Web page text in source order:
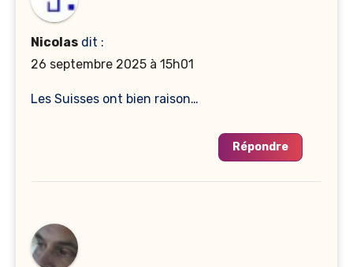
Nicolas dit :
26 septembre 2025 à 15h01
Les Suisses ont bien raison…
Répondre